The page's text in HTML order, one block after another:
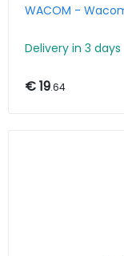
WACOM -
Delivery in 3 days
€ 19.64